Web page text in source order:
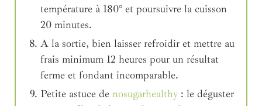
température à 180° et poursuivre la cuisson
20 minutes.
A la sortie, bien laisser refroidir et mettre au
frais minimum 12 heures pour un résultat
ferme et fondant incomparable.
Petite astuce de nosugarhealthy : le déguster